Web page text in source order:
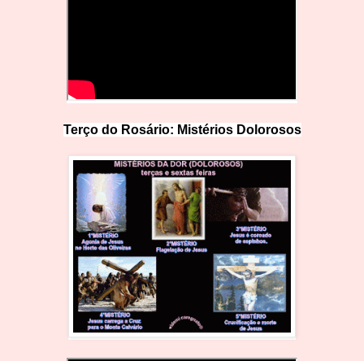
Terço do Rosário: Mistérios Dolorosos